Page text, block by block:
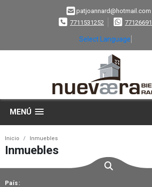
patjoannard@hotmail.com
7711531252
Select Language
MENÚ
Inicio Inmuebles
Inmuebles
País: